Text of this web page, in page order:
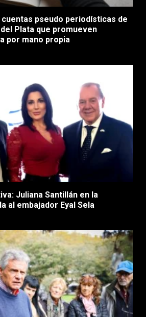
pseudo periodísticas de
Plata que promueven
por mano propia
Juliana Santillán en la
al embajador Eyal Sela